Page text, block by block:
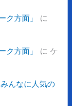
ク方面」
に
ク方面」
に ケ
んなに人気の